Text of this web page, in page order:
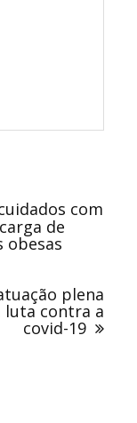
com
de
obesas
plena
luta contra a
covid-19